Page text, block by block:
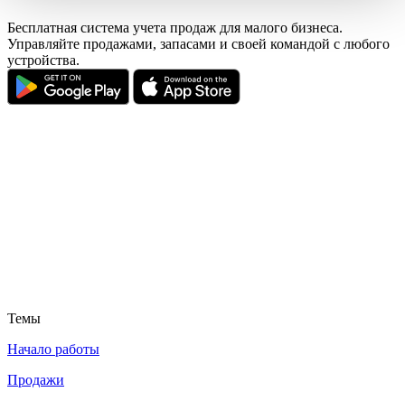
Бесплатная система учета продаж для малого бизнеса.
Управляйте продажами, запасами и своей командой с любого
устройства.
Темы
Начало работы
Продажи